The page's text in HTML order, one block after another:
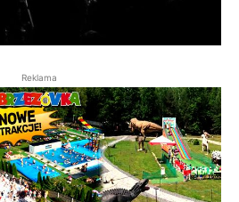
Reklama